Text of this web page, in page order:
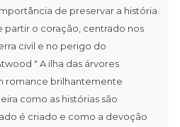
de preservar a história.
partir o coração, centrado nos
civil e no perigo do
" A ilha das árvores
romance brilhantemente
como as histórias são
é criado e como a devoção